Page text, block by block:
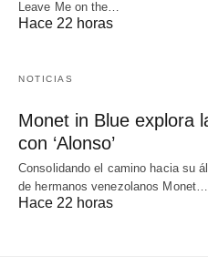
Leave Me on the…
Hace 22 horas
NOTICIAS
Monet in Blue explora
con ‘Alonso’
Consolidando el camino hacia su
de hermanos venezolanos Monet…
Hace 22 horas